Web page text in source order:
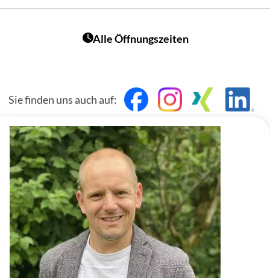
Alle Öffnungszeiten
Sie finden uns auch auf: